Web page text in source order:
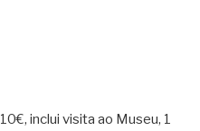
10€, inclui visita ao Museu, 1